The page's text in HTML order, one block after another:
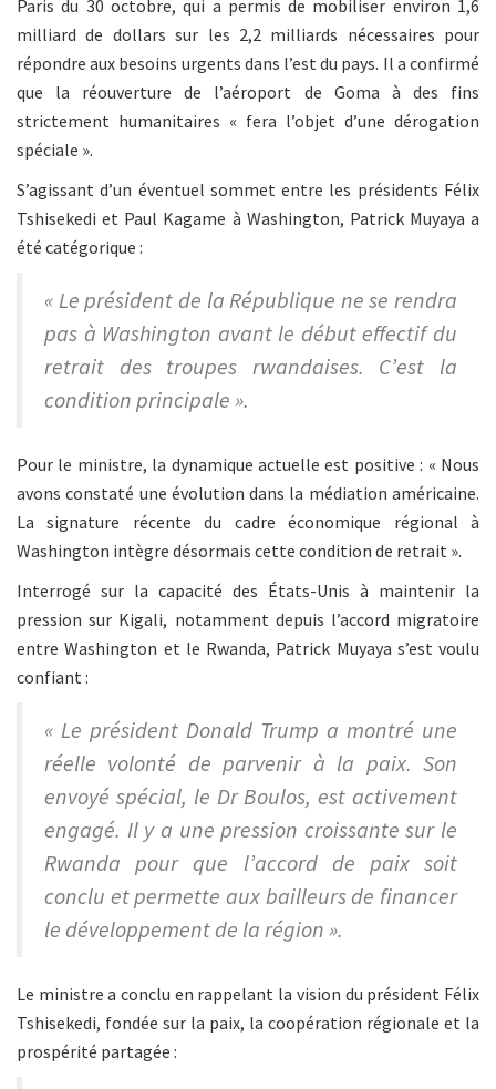
Paris du 30 octobre, qui a permis de mobiliser environ 1,6
milliard de dollars sur les 2,2 milliards nécessaires pour
répondre aux besoins urgents dans l’est du pays. Il a confirmé
que la réouverture de l’aéroport de Goma à des fins
strictement humanitaires « fera l’objet d’une dérogation
spéciale ».
S’agissant d’un éventuel sommet entre les présidents Félix
Tshisekedi et Paul Kagame à Washington, Patrick Muyaya a
été catégorique :
« Le président de la République ne se rendra
pas à Washington avant le début effectif du
retrait des troupes rwandaises. C’est la
condition principale ».
Pour le ministre, la dynamique actuelle est positive : « Nous
avons constaté une évolution dans la médiation américaine.
La signature récente du cadre économique régional à
Washington intègre désormais cette condition de retrait ».
Interrogé sur la capacité des États-Unis à maintenir la
pression sur Kigali, notamment depuis l’accord migratoire
entre Washington et le Rwanda, Patrick Muyaya s’est voulu
confiant :
« Le président Donald Trump a montré une
réelle volonté de parvenir à la paix. Son
envoyé spécial, le Dr Boulos, est activement
engagé. Il y a une pression croissante sur le
Rwanda pour que l’accord de paix soit
conclu et permette aux bailleurs de financer
le développement de la région ».
Le ministre a conclu en rappelant la vision du président Félix
Tshisekedi, fondée sur la paix, la coopération régionale et la
prospérité partagée :